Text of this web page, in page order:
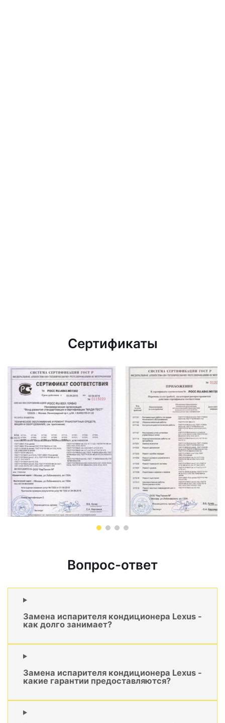
Сертификаты
Вопрос-ответ
Замена испарителя кондиционера Lexus -
как долго занимает?
Замена испарителя кондиционера Lexus -
какие гарантии предоставляются?